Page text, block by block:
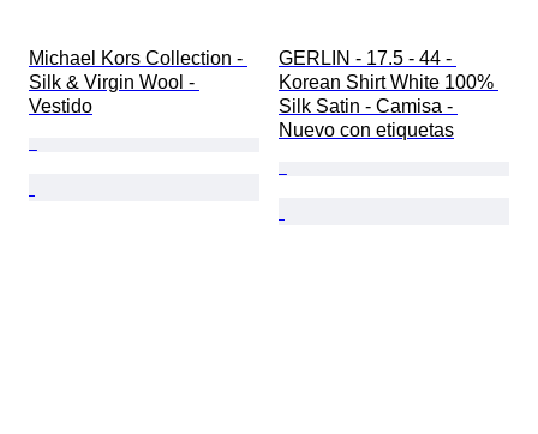
Michael Kors Collection -
Silk & Virgin Wool -
Vestido
GERLIN - 17.5 - 44 -
Korean Shirt White 100%
Silk Satin - Camisa -
Nuevo con etiquetas